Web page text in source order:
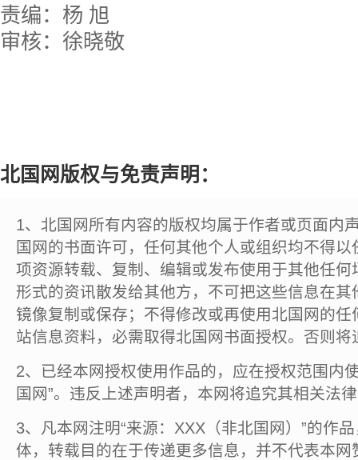
责编：杨 旭
审核：徐晓敬
北国网版权与免责声明：
1、北国网所有内容的版权均属于作者或页面内
国网的书面许可，任何其他个人或组织均不得
项资源转载、复制、编辑或发布使用于其他任
形式的资讯散发给其他方，不可把这些信息在
镜像复制或保存；不得修改或再使用北国网的
站信息资料，必需取得北国网书面授权。否则将
2、已经本网授权使用作品的，应在授权范围内
国网”。违反上述声明者，本网将追究其相关法
3、凡本网注明“来源：XXX（非北国网）”的作
体，转载目的在于传递更多信息，并不代表本